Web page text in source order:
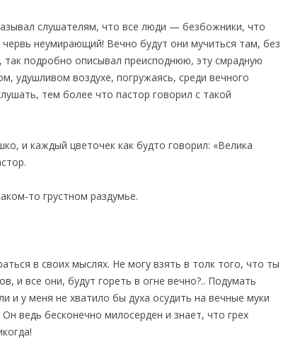
слушателям, что все люди — безбожники, что
неумирающий! Вечно будут они мучиться там, без
подробно описывал преисподнюю, эту смрадную
удушливом воздухе, погружаясь, среди вечного
тем более что пастор говорил с такой
и каждый цветочек как будто говорил: «Велика
то грустном раздумье.
в своих мыслях. Не могу взять в толк того, что ты
и все они, будут гореть в огне вечно?.. Подумать
и у меня не хватило бы духа осудить на вечные муки
ведь бесконечно милосерден и знает, что грех